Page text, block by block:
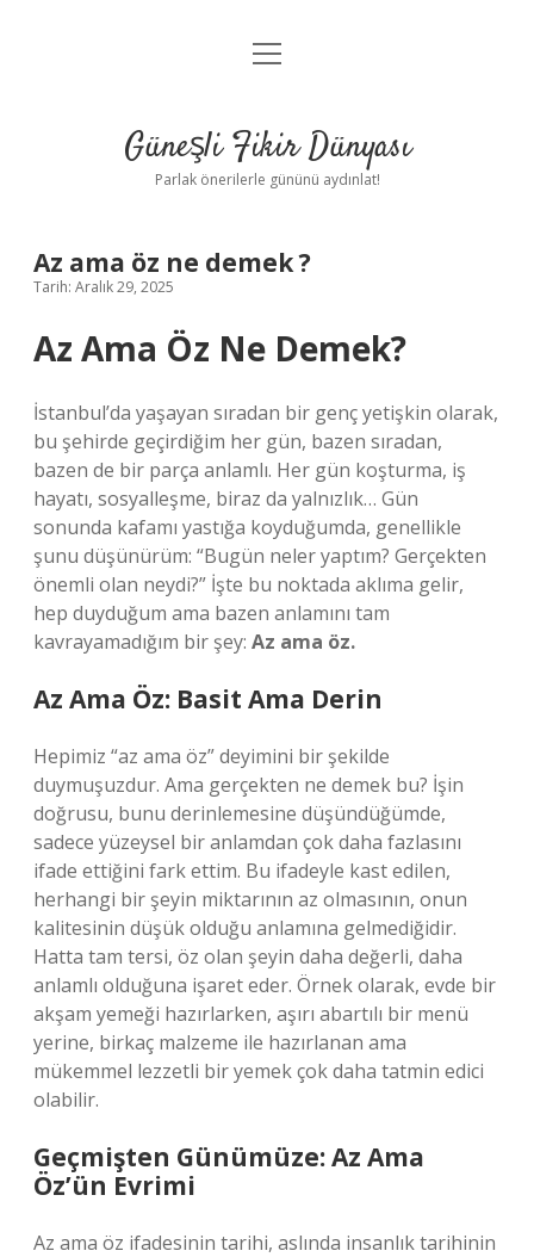
Anasayfa
Yasal Uyarı
menüyü
Güneşli Fikir Dünyası
Parlak önerilerle gününü aydınlat!
Az ama öz ne demek ?
Tarih: Aralık 29, 2025
Az Ama Öz Ne Demek?
İstanbul’da yaşayan sıradan bir genç yetişkin olarak,
bu şehirde geçirdiğim her gün, bazen sıradan,
bazen de bir parça anlamlı. Her gün koşturma, iş
hayatı, sosyalleşme, biraz da yalnızlık… Gün
sonunda kafamı yastığa koyduğumda, genellikle
şunu düşünürüm: “Bugün neler yaptım? Gerçekten
önemli olan neydi?” İşte bu noktada aklıma gelir,
hep duyduğum ama bazen anlamını tam
kavrayamadığım bir şey: Az ama öz.
Az Ama Öz: Basit Ama Derin
Hepimiz “az ama öz” deyimini bir şekilde
duymuşuzdur. Ama gerçekten ne demek bu? İşin
doğrusu, bunu derinlemesine düşündüğümde,
sadece yüzeysel bir anlamdan çok daha fazlasını
ifade ettiğini fark ettim. Bu ifadeyle kast edilen,
herhangi bir şeyin miktarının az olmasının, onun
kalitesinin düşük olduğu anlamına gelmediğidir.
Hatta tam tersi, öz olan şeyin daha değerli, daha
anlamlı olduğuna işaret eder. Örnek olarak, evde bir
akşam yemeği hazırlarken, aşırı abartılı bir menü
yerine, birkaç malzeme ile hazırlanan ama
mükemmel lezzetli bir yemek çok daha tatmin edici
olabilir.
Geçmişten Günümüze: Az Ama
Öz’ün Evrimi
Az ama öz ifadesinin tarihi, aslında insanlık tarihinin